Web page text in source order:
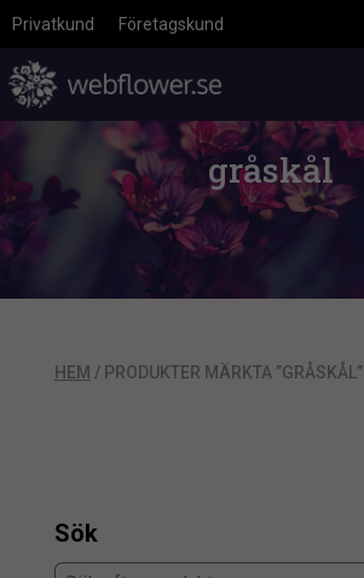
Privatkund Företagskund
gråskål
HEM / PRODUKTER MÄRKTA ”GRÅSKÅL”
Sök